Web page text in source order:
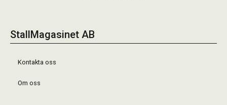
StallMagasinet AB
Kontakta oss
Om oss